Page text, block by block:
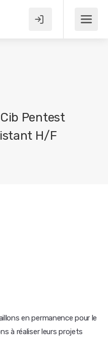
Pentest
H/F
en permanence pour le
à réaliser leurs projets